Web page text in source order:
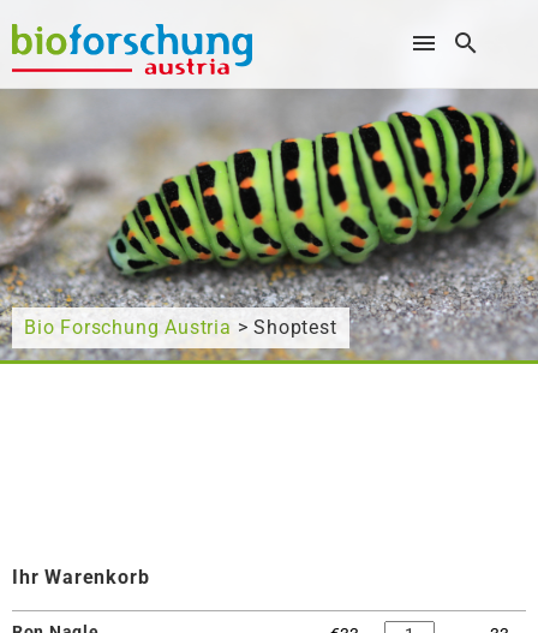
Wonach suchen Sie?
Bio Forschung Austria > Shoptest
Ihr Warenkorb